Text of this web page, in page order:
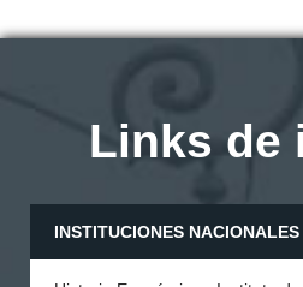
Links de
INSTITUCIONES NACIONALES